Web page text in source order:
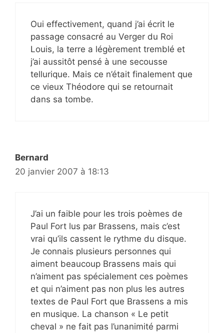
Oui effectivement, quand j’ai écrit le
passage consacré au Verger du Roi
Louis, la terre a légèrement tremblé et
j’ai aussitôt pensé à une secousse
tellurique. Mais ce n’était finalement que
ce vieux Théodore qui se retournait
dans sa tombe.
Bernard
20 janvier 2007 à 18:13
J’ai un faible pour les trois poèmes de
Paul Fort lus par Brassens, mais c’est
vrai qu’ils cassent le rythme du disque.
Je connais plusieurs personnes qui
aiment beaucoup Brassens mais qui
n’aiment pas spécialement ces poèmes
et qui n’aiment pas non plus les autres
textes de Paul Fort que Brassens a mis
en musique. La chanson « Le petit
cheval » ne fait pas l’unanimité parmi